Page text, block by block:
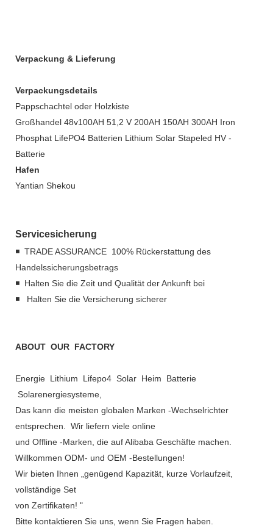
Verpackung & Lieferung
Verpackungsdetails
Pappschachtel oder Holzkiste
Großhandel 48v100AH ​​51,2 V 200AH 150AH 300AH Iron
Phosphat LifePO4 Batterien Lithium Solar Stapeled HV -
Batterie
Hafen
Yantian Shekou
Servicesicherung
◾ TRADE ASSURANCE 100% Rückerstattung des
Handelssicherungsbetrags
◾ Halten Sie die Zeit und Qualität der Ankunft bei
◾ Halten Sie die Versicherung sicherer
ABOUT OUR FACTORY
Energie Lithium Lifepo4 Solar Heim Batterie
Solarenergiesysteme,
Das kann die meisten globalen Marken -Wechselrichter
entsprechen. Wir liefern viele online
und Offline -Marken, die auf Alibaba Geschäfte machen.
Willkommen ODM- und OEM -Bestellungen!
Wir bieten Ihnen „genügend Kapazität, kurze Vorlaufzeit,
vollständige Set
von Zertifikaten! "
Bitte kontaktieren Sie uns, wenn Sie Fragen haben.